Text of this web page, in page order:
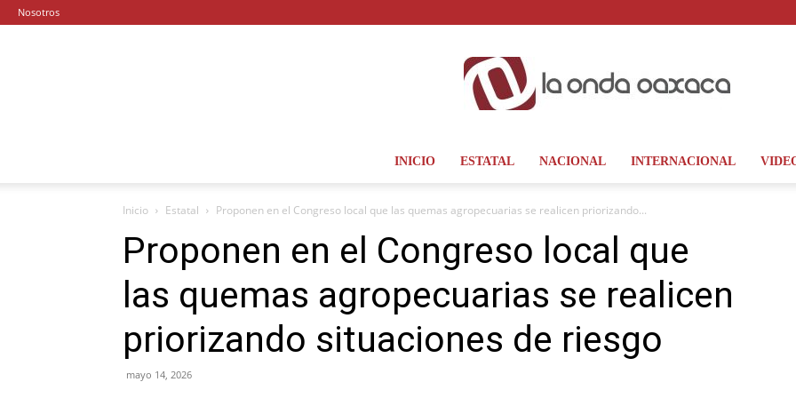
Nosotros
La
INICIO ESTATAL NACIONAL INTERNACIONAL
Inicio Estatal Proponen en el Congreso local que las quemas agropecuarias se realicen priorizando...
Proponen en el Congreso local que
las quemas agropecuarias se realicen
priorizando situaciones de riesgo
mayo 14, 2026